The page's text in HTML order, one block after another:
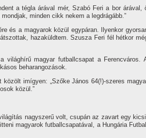
a tégla árával mér, Szabó Feri a bor árával,
minden cikk nekem a legdrágább.”
és a magyarok közül egypáran. Ilyenkor
hazaküldtem. Szusza Feri fél hétkor
világhí­rű magyar futballcsapat a Ferencváros.
beharangozások.
imí­gyen: „Szőke János 64(!)-szeres
közül.”
nagyszerű volt, csupán az zavart egy
magyarok futballcsapatával, a Hungária Futball